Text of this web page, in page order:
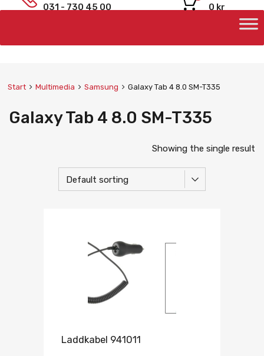
031 - 730 45 00 0 kr
Start Multimedia Samsung Galaxy Tab 4 8.0 SM-T335
Galaxy Tab 4 8.0 SM-T335
Showing the single result
Laddkabel 941011